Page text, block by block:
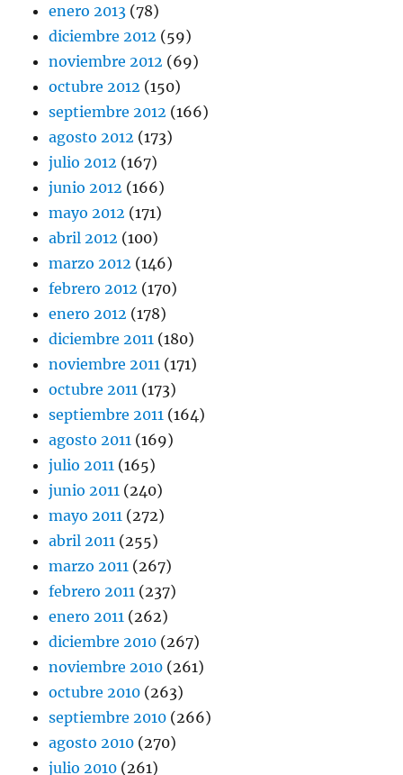
enero 2013 (78)
diciembre 2012 (59)
noviembre 2012 (69)
octubre 2012 (150)
septiembre 2012 (166)
agosto 2012 (173)
julio 2012 (167)
junio 2012 (166)
mayo 2012 (171)
abril 2012 (100)
marzo 2012 (146)
febrero 2012 (170)
enero 2012 (178)
diciembre 2011 (180)
noviembre 2011 (171)
octubre 2011 (173)
septiembre 2011 (164)
agosto 2011 (169)
julio 2011 (165)
junio 2011 (240)
mayo 2011 (272)
abril 2011 (255)
marzo 2011 (267)
febrero 2011 (237)
enero 2011 (262)
diciembre 2010 (267)
noviembre 2010 (261)
octubre 2010 (263)
septiembre 2010 (266)
agosto 2010 (270)
julio 2010 (261)